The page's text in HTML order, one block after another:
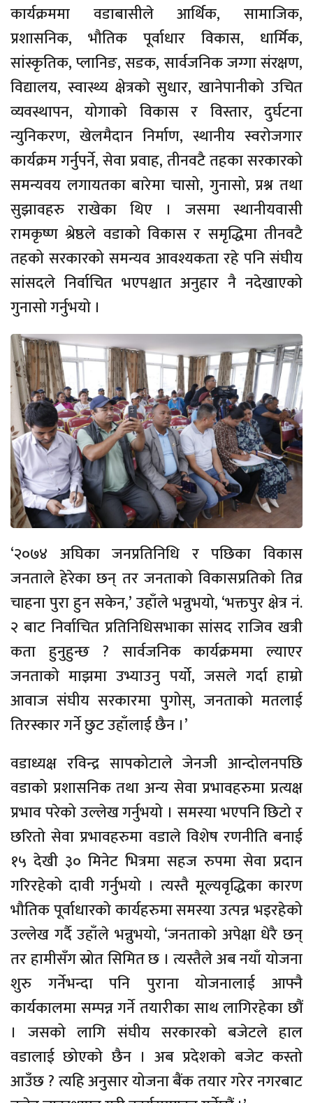
कार्यक्रममा वडाबासीले आर्थिक, सामाजिक,
प्रशासनिक, भौतिक पूर्वाधार विकास, धार्मिक,
सांस्कृतिक, प्लानिङ, सडक, सार्वजनिक जग्गा संरक्षण,
विद्यालय, स्वास्थ्य क्षेत्रको सुधार, खानेपानीको उचित
व्यवस्थापन, योगाको विकास र विस्तार, दुर्घटना
न्युनिकरण, खेलमैदान निर्माण, स्थानीय स्वरोजगार
कार्यक्रम गर्नुपर्ने, सेवा प्रवाह, तीनवटै तहका सरकारको
समन्यवय लगायतका बारेमा चासो, गुनासो, प्रश्न तथा
सुझावहरु राखेका थिए । जसमा स्थानीयवासी
रामकृष्ण श्रेष्ठले वडाको विकास र समृद्धिमा तीनवटै
तहको सरकारको समन्यव आवश्यकता रहे पनि संघीय
सांसदले निर्वाचित भएपश्चात अनुहार नै नदेखाएको
गुनासो गर्नुभयो ।
‘२०७४ अघिका जनप्रतिनिधि र पछिका विकास
जनताले हेरेका छन् तर जनताको विकासप्रतिको तिव्र
चाहना पुरा हुन सकेन,’ उहाँले भन्नुभयो, ‘भक्तपुर क्षेत्र नं.
२ बाट निर्वाचित प्रतिनिधिसभाका सांसद राजिव खत्री
कता हुनुहुन्छ ? सार्वजनिक कार्यक्रममा ल्याएर
जनताको माझमा उभ्याउनु पर्यो, जसले गर्दा हाम्रो
आवाज संघीय सरकारमा पुगोस्, जनताको मतलाई
तिरस्कार गर्ने छुट उहाँलाई छैन ।’
वडाध्यक्ष रविन्द्र सापकोटाले जेनजी आन्दोलनपछि
वडाको प्रशासनिक तथा अन्य सेवा प्रभावहरुमा प्रत्यक्ष
प्रभाव परेको उल्लेख गर्नुभयो । समस्या भएपनि छिटो र
छरितो सेवा प्रभावहरुमा वडाले विशेष रणनीति बनाई
१५ देखी ३० मिनेट भित्रमा सहज रुपमा सेवा प्रदान
गरिरहेको दावी गर्नुभयो । त्यस्तै मूल्यवृद्धिका कारण
भौतिक पूर्वाधारको कार्यहरुमा समस्या उत्पन्न भइरहेको
उल्लेख गर्दै उहाँले भन्नुभयो, ‘जनताको अपेक्षा धेरै छन्
तर हामीसँग स्रोत सिमित छ । त्यस्तैले अब नयाँ योजना
शुरु गर्नेभन्दा पनि पुराना योजनालाई आफ्नै
कार्यकालमा सम्पन्न गर्ने तयारीका साथ लागिरहेका छौं
। जसको लागि संघीय सरकारको बजेटले हाल
वडालाई छोएको छैन । अब प्रदेशको बजेट कस्तो
आउँछ ? त्यहि अनुसार योजना बैंक तयार गरेर नगरबाट